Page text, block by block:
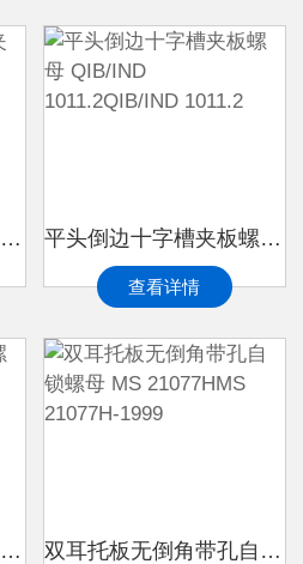
平头倒边十字槽通孔夹板螺母 QIB/IND 1012QIB/IND 1012 平头倒边十字槽夹板螺母 QIB/IND 1011.2QIB/IND 1011.2
查看详情
平头倒边十字槽夹板螺母 QIB/IND 1011.1QIB/IND 1011.1 双耳托板无倒角带孔自锁螺母 MS 21077HMS 21077H-1999